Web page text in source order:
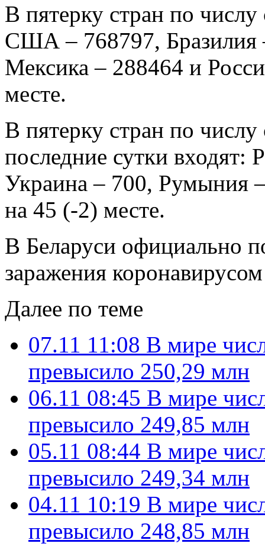
В пятерку стран по
США – 768797, Бразилия
Мексика – 288464 и
месте.
В пятерку стран по
последние сутки
Украина – 700, Румыния
на 45 (-2) месте.
В Беларуси официально
заражения
Далее по теме
07.11 11:08 В мире
превысило 250,29 млн
06.11 08:45 В мире
превысило 249,85 млн
05.11 08:44 В мире
превысило 249,34 млн
04.11 10:19 В мире
превысило 248,85 млн